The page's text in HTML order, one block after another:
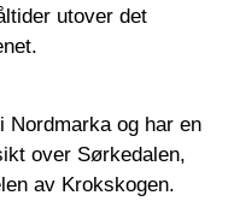
utover det
og har en
over Sørkedalen,
av Krokskogen.